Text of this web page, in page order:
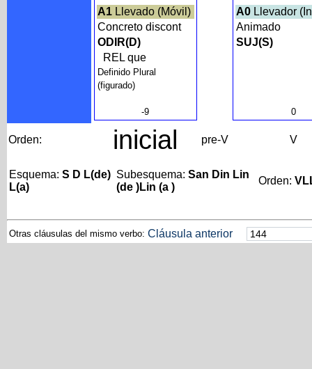
A1Llevado (Móvil)
Concreto discont
ODIR(D)
REL que
Definido Plural
(figurado)
-9
A0Llevador
Animado
SUJ(S)
0
Orden: inicial pre-V V
Esquema: S D L(de)
L(a)
Subesquema: San Din Lin
(de )Lin (a )
Orden:
Otras cláusulas del mismo verbo: Cláusula anterior